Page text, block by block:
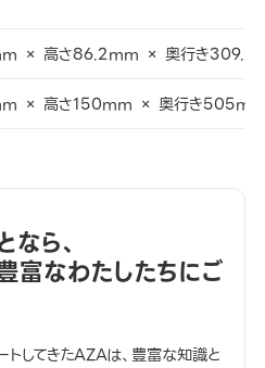
× 高さ86.2mm × 奥行き
× 高さ150mm × 奥行き505mm
ら、
富なわたしたちにご
してきたAZAは、豊富な知識と